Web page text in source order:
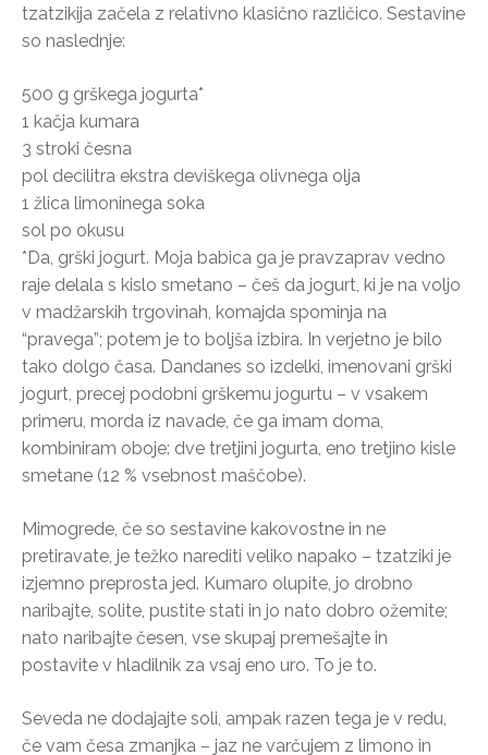
tzatzikija začela z relativno klasično različico. Sestavine
so naslednje:
500 g grškega jogurta*
1 kačja kumara
3 stroki česna
pol decilitra ekstra deviškega olivnega olja
1 žlica limoninega soka
sol po okusu
*Da, grški jogurt. Moja babica ga je pravzaprav vedno
raje delala s kislo smetano – češ da jogurt, ki je na voljo
v madžarskih trgovinah, komajda spominja na
“pravega”; potem je to boljša izbira. In verjetno je bilo
tako dolgo časa. Dandanes so izdelki, imenovani grški
jogurt, precej podobni grškemu jogurtu – v vsakem
primeru, morda iz navade, če ga imam doma,
kombiniram oboje: dve tretjini jogurta, eno tretjino kisle
smetane (12 % vsebnost maščobe).
Mimogrede, če so sestavine kakovostne in ne
pretiravate, je težko narediti veliko napako – tzatziki je
izjemno preprosta jed. Kumaro olupite, jo drobno
naribajte, solite, pustite stati in jo nato dobro ožemite;
nato naribajte česen, vse skupaj premešajte in
postavite v hladilnik za vsaj eno uro. To je to.
Seveda ne dodajajte soli, ampak razen tega je v redu,
če vam česa zmanjka – jaz ne varčujem z limono in